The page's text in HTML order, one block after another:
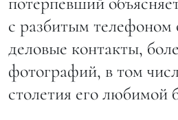
с разбитым телефоном
деловые контакты,
фотографий, в том
столетия его любимой